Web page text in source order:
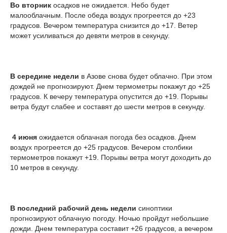
Во вторник осадков не ожидается. Небо будет
малооблачным. После обеда воздух прогреется до +23
градусов. Вечером температура снизится до +17. Ветер
может усиливаться до девяти метров в секунду.
В середине недели в Азове снова будет облачно. При этом
дождей не прогнозируют. Днем термометры покажут до +25
градусов. К вечеру температура опустится до +19. Порывы
ветра будут слабее и составят до шести метров в секунду.
4 июня ожидается облачная погода без осадков. Днем
воздух прогреется до +25 градусов. Вечером столбики
термометров покажут +19. Порывы ветра могут доходить до
10 метров в секунду.
В последний рабочий день недели синоптики
прогнозируют облачную погоду. Ночью пройдут небольшие
дожди. Днем температура составит +26 градусов, а вечером